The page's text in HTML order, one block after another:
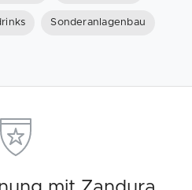
Sonderanlagenbau